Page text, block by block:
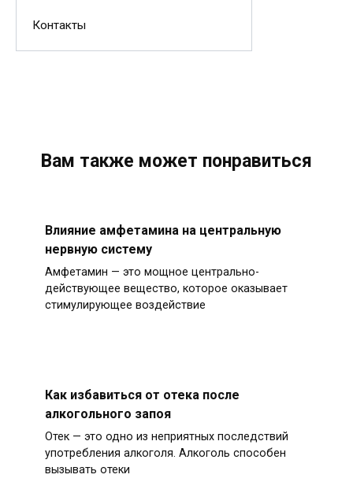
Контакты
Вам также может понравиться
Влияние амфетамина на центральную
нервную систему
Амфетамин — это мощное центрально-
действующее вещество, которое оказывает
стимулирующее воздействие
Как избавиться от отека после
алкогольного запоя
Отек — это одно из неприятных последствий
употребления алкоголя. Алкоголь способен
вызывать отеки